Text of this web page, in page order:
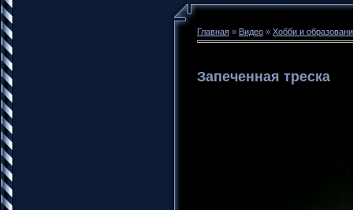
Главная » Видео » Хобби и
Запеченная треска